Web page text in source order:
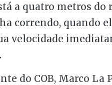
a quatro metros
correndo, quando
velocidade
do COB, Marco